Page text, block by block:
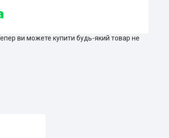
ви можете купити будь-який товар не